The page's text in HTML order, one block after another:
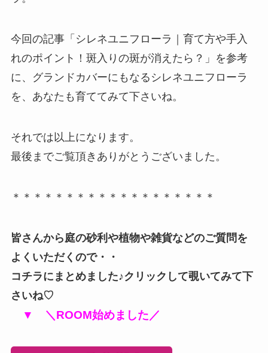
今回の記事「シレネユニフローラ｜育て方や手入
れのポイント！斑入りの斑が消えたら？」を参考
に、グランドカバーにもなるシレネユニフローラ
を、あなたも育ててみて下さいね。
それでは以上になります。
最後までご覧頂きありがとうございました。
＊＊＊＊＊＊＊＊＊＊＊＊＊＊＊＊＊＊＊
皆さんから庭の砂利や植物や雑貨などのご質問を
よくいただくので・・
コチラにまとめました♪クリックして覗いてみて下
さいね♡
▼ ＼ROOM始めました／